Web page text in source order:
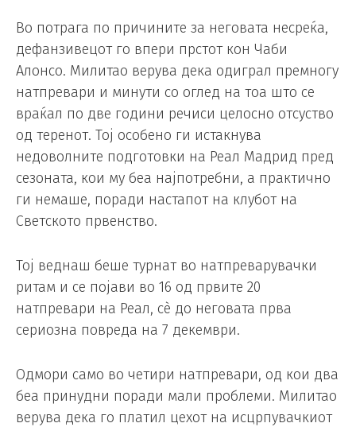
Во потрага по причините за неговата несреќа,
дефанзивецот го впери прстот кон Чаби
Алонсо. Милитао верува дека одиграл премногу
натпревари и минути со оглед на тоа што се
враќал по две години речиси целосно отсуство
од теренот. Тој особено ги истакнува
недоволните подготовки на Реал Мадрид пред
сезоната, кои му беа најпотребни, а практично
ги немаше, поради настапот на клубот на
Светското првенство.
Тој веднаш беше турнат во натпреварувачки
ритам и се појави во 16 од првите 20
натпревари на Реал, сè до неговата прва
сериозна повреда на 7 декември.
Одмори само во четири натпревари, од кои два
беа принудни поради мали проблеми. Милитао
верува дека го платил цехот на исцрпувачкиот